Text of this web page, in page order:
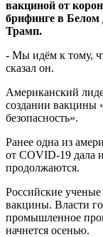
вакциной от
брифинге в
Трамп.
- Мы идём к тому,
сказал он.
Американский
создании вакцины
безопасность».
Ранее одна из
от COVID-19 дала
продолжаются.
Российские
вакцины. Власти
промышленное
начнется осенью.